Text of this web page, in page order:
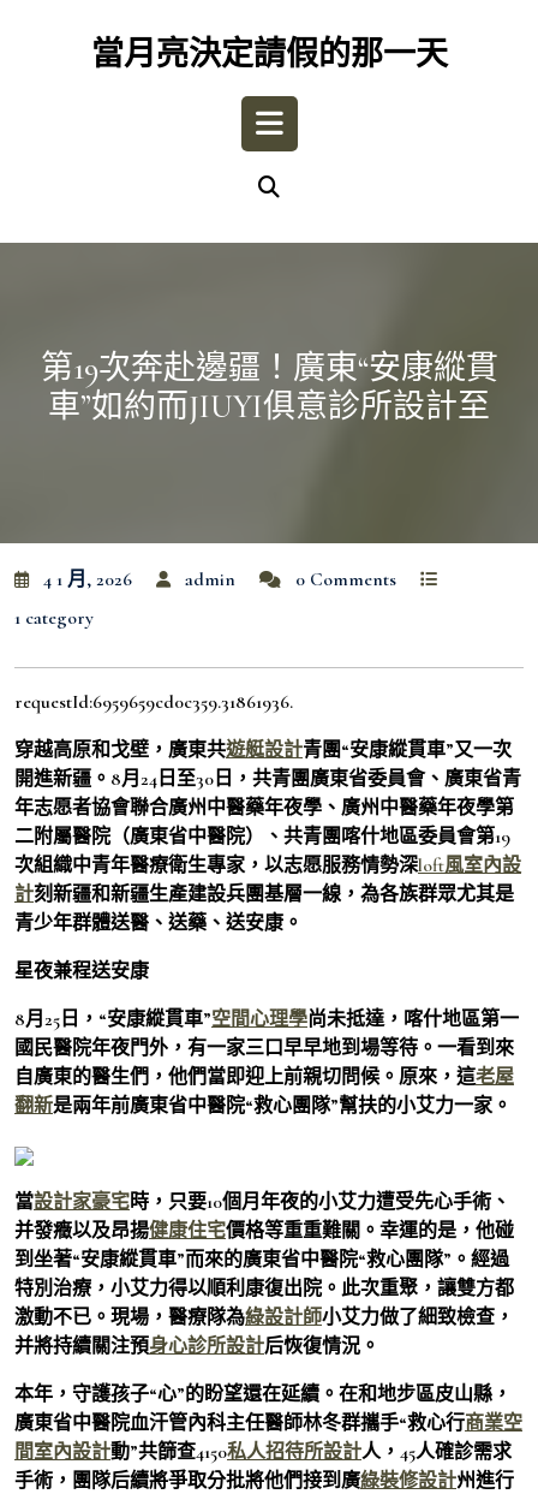
當月亮決定請假的那一天
Open
第19次奔赴邊疆！廣東“安康縱貫
車”如約而JIUYI俱意診所設計至
4 1 月, 2026 admin
0 Comments
1 category
requestId:6959659cd0c359.31861936.
穿越高原和戈壁，廣東共遊艇設計青團“安康縱貫車”又一次
開進新疆。8月24日至30日，共青團廣東省委員會、廣東省青
年志愿者協會聯合廣州中醫藥年夜學、廣州中醫藥年夜學第
二附屬醫院（廣東省中醫院）、共青團喀什地區委員會第19
次組織中青年醫療衛生專家，以志愿服務情勢深loft風室內設
計刻新疆和新疆生產建設兵團基層一線，為各族群眾尤其是
青少年群體送醫、送藥、送安康。
星夜兼程送安康
8月25日，“安康縱貫車”空間心理學尚未抵達，喀什地區第一
國民醫院年夜門外，有一家三口早早地到場等待。一看到來
自廣東的醫生們，他們當即迎上前親切問候。原來，這老屋
翻新是兩年前廣東省中醫院“救心團隊”幫扶的小艾力一家。
當設計家豪宅時，只要10個月年夜的小艾力遭受先心手術、
并發癥以及昂揚健康住宅價格等重重難關。幸運的是，他碰
到坐著“安康縱貫車”而來的廣東省中醫院“救心團隊”。經過
特別治療，小艾力得以順利康復出院。此次重聚，讓雙方都
激動不已。現場，醫療隊為綠設計師小艾力做了細致檢查，
并將持續關注預身心診所設計后恢復情況。
本年，守護孩子“心”的盼望還在延續。在和地步區皮山縣，
廣東省中醫院血汗管內科主任醫師林冬群攜手“救心行商業空
間室內設計動”共篩查4150私人招待所設計人，45人確診需求
手術，團隊后續將爭取分批將他們接到廣綠裝修設計州進行